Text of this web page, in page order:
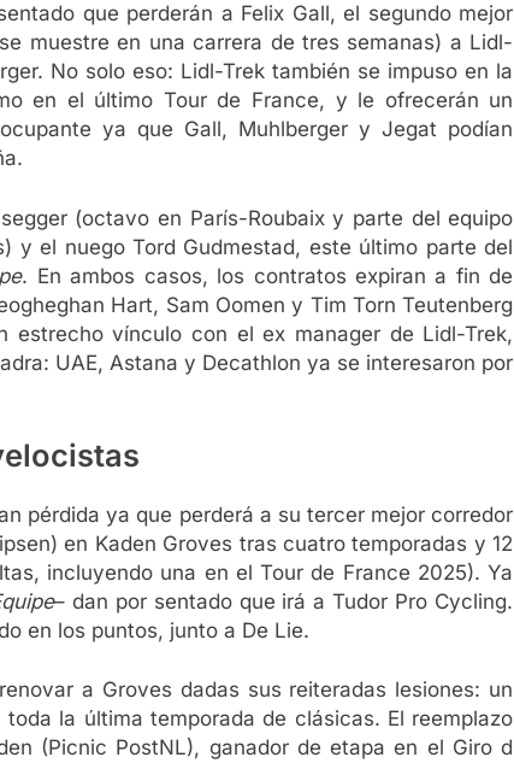
que perderán a Felix Gall, el segundo mejor
muestre en una carrera de tres semanas) a Lidl-
. No solo eso: Lidl-Trek también se impuso en la
en el último Tour de France, y le ofrecerán un
ya que Gall, Muhlberger y Jegat podían
(octavo en París-Roubaix y parte del equipo
y el nuego Tord Gudmestad, este último parte del
. En ambos casos, los contratos expiran a fin de
Hart, Sam Oomen y Tim Torn Teutenberg
estrecho vínculo con el ex manager de Lidl-Trek,
UAE, Astana y Decathlon ya se interesaron por
pérdida ya que perderá a su tercer mejor corredor
en Kaden Groves tras cuatro temporadas y 12
incluyendo una en el Tour de France 2025). Ya
– dan por sentado que irá a Tudor Pro Cycling.
en los puntos, junto a De Lie.
a Groves dadas sus reiteradas lesiones: un
la última temporada de clásicas. El reemplazo
(Picnic PostNL), ganador de etapa en el Giro d